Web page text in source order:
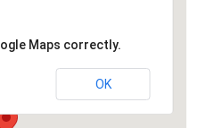
Maps correctly.
OK